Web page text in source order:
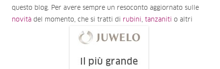
questo blog. Per avere sempre un resoconto aggiornato sulle
novità del momento, che si tratti di rubini, tanzaniti o altri